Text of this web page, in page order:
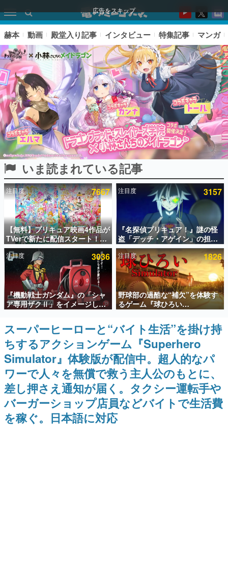
広告をスキップ
ピックアップ
電ファミのいま読まれている記事ランキング
アプリセール情報
インタビュー
連載・特集一覧
殿堂入り記事
SNS拡散数が数千以上！ ページビュー数万以上！ などな
ど。多くの人々に読まれた、電ファミ渾身の“殿堂入り”記
事をまとめました。
ゲームの企画書
名作ゲームクリエイターの方々に製作時のエピソードをお
聞きし、ヒットする企画（ゲーム）とは何か？を探ってい
きます。
赫本
この物語を解いてはいけない。『赫本』は、〈試験問題〉
の形をした短編ホラー小説集です。
新世代に訊く
これからのデジタルゲーム市場を担う若きクリエイター達
の姿を追い、彼らのルーツと情熱を探っていきます。
赫本 動画 殿堂入り記事 インタビュー 特集記事 マンガ
いま読まれている記事
注目度 7667
【無料】プリキュア映画4作品が
TVerで新たに配信スタート！な
んと2018年～2024年の映画ほぼ
すべてが見放題に、ぶっちゃけ
ありえないラインナップ
注目度 3157
『名探偵プリキュア！』謎の怪
盗「デッチ・アゲイン」の担当
キャストは天﨑滉平さんと判
明。『Re:ゼロから始める異世
界生活』オットー役、『ヒプノ
シスマイク』山田三郎役など
注目度 3036
『機動戦士ガンダム』の「シャ
ア専用ザクⅡ」をイメージした
散水ホースリールが予約開始。
ークやジオン公国軍のエンブレ
ム、型式番号などを配置
注目度 1826
野球部の過酷な“補欠”を体験す
るゲーム『球ひろい
Simulator』が「1件」のウィッ
シュリストをもとにチェコ語に
対応しSNSで話題に。『キング
ダム・カム』開発元やチェコの
プロ野球選手から称賛の声
スーパーヒーローと“バイト生活”を掛け持
ちするアクションゲーム『Superhero
Simulator』体験版が配信中。超人的なパ
ワーで人々を無償で救う主人公のもとに、
差し押さえ通知が届く。タクシー運転手や
バーガーショップ店員などバイトで生活費
を稼ぐ。日本語に対応